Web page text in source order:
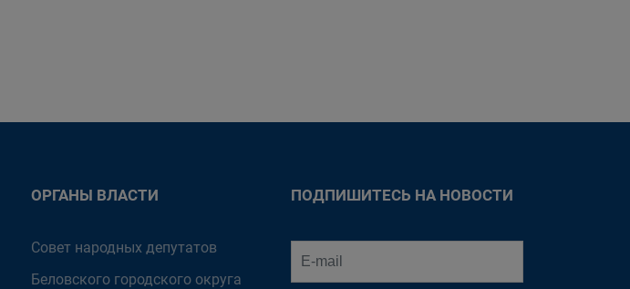
ОРГАНЫ ВЛАСТИ
Совет народных депутатов
Беловского городского округа
ПОДПИШИТЕСЬ НА НОВОСТИ